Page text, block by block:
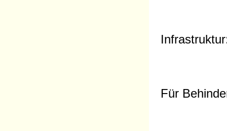
Für